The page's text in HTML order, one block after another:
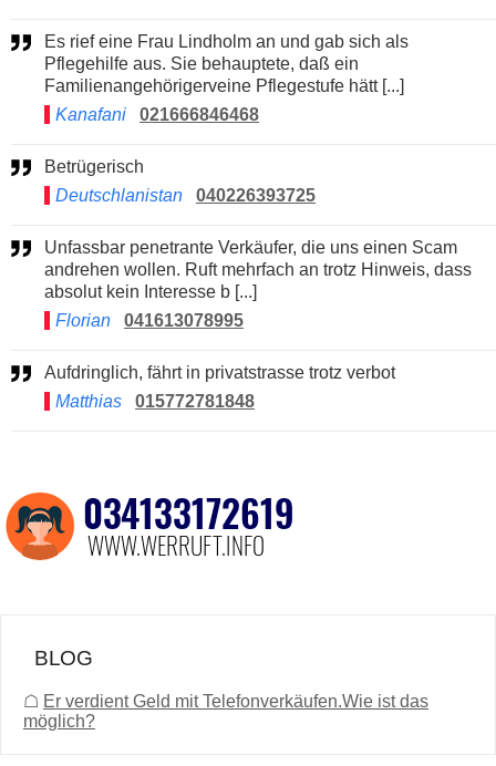
Es rief eine Frau Lindholm an und gab sich als
Pflegehilfe aus. Sie behauptete, daß ein
Familienangehörigerveine Pflegestufe hätt [...]
Kanafani
021666846468
Betrügerisch
Deutschlanistan
040226393725
Unfassbar penetrante Verkäufer, die uns einen Scam
andrehen wollen. Ruft mehrfach an trotz Hinweis, dass
absolut kein Interesse b [...]
Florian
041613078995
Aufdringlich, fährt in privatstrasse trotz verbot
Matthias
015772781848
BLOG
☖ Er verdient Geld mit Telefonverkäufen.Wie ist das
möglich?